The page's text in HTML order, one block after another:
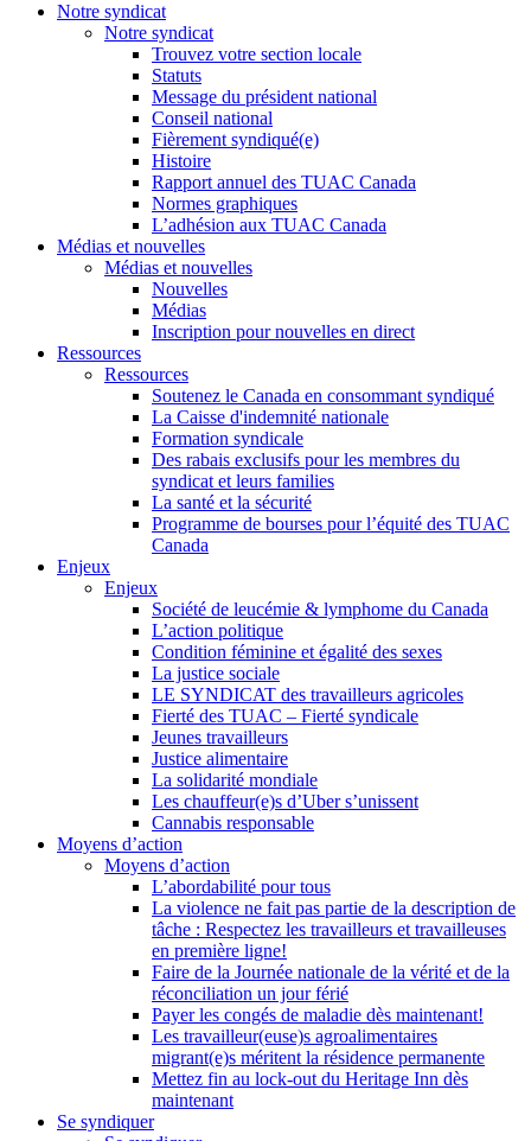
Notre syndicat
Notre syndicat
Trouvez votre section locale
Statuts
Message du président national
Conseil national
Fièrement syndiqué(e)
Histoire
Rapport annuel des TUAC Canada
Normes graphiques
L’adhésion aux TUAC Canada
Médias et nouvelles
Médias et nouvelles
Nouvelles
Médias
Inscription pour nouvelles en direct
Ressources
Ressources
Soutenez le Canada en consommant syndiqué
La Caisse d'indemnité nationale
Formation syndicale
Des rabais exclusifs pour les membres du
syndicat et leurs families
La santé et la sécurité
Programme de bourses pour l’équité des TUAC
Canada
Enjeux
Enjeux
Société de leucémie & lymphome du Canada
L’action politique
Condition féminine et égalité des sexes
La justice sociale
LE SYNDICAT des travailleurs agricoles
Fierté des TUAC – Fierté syndicale
Jeunes travailleurs
Justice alimentaire
La solidarité mondiale
Les chauffeur(e)s d’Uber s’unissent
Cannabis responsable
Moyens d’action
Moyens d’action
L’abordabilité pour tous
La violence ne fait pas partie de la description de
tâche : Respectez les travailleurs et travailleuses
en première ligne!
Faire de la Journée nationale de la vérité et de la
réconciliation un jour férié
Payer les congés de maladie dès maintenant!
Les travailleur(euse)s agroalimentaires
migrant(e)s méritent la résidence permanente
Mettez fin au lock-out du Heritage Inn dès
maintenant
Se syndiquer